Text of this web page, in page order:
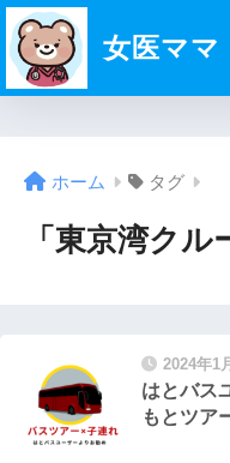
女医ママ
ホーム タグ
「東京湾ク
2024年1
はとバス
もとツア